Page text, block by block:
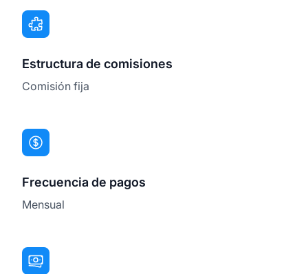
Estructura de comisiones
Comisión fija
Frecuencia de pagos
Mensual